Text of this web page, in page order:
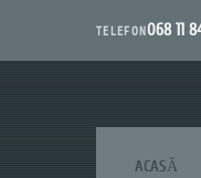
TELEFON068 11
ACASĂ